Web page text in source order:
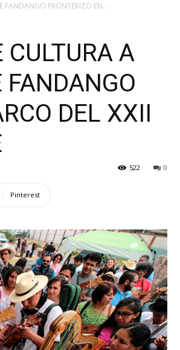
FANDANGO FRONTERIZO EN...
CULTURA A
DEL XXII
0
522
Pinterest